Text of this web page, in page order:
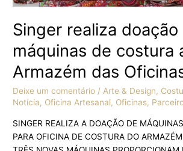
Singer realiza doação
máquinas de costura
Armazém das
Deixe um comentário /Arte & Design,
Notícia, Oficina Artesanal, Oficinas,
SINGER REALIZA A DOAÇÃO DE
PARA OFICINA DE COSTURA DO
Oficinas